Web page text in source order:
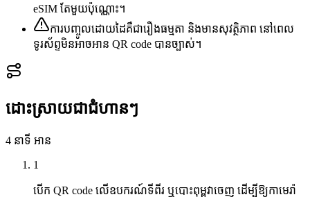
eSIM តែមួយប៉ុណ្ណោះ។
ការបញ្ចូលដោយដៃគឺជារឿងធម្មតា និងមានសុវត្ថិភាព នៅពេល
ទូរស័ព្ទមិនអាចអាន QR code បានច្បាស់។
ដោះស្រាយជាជំហានៗ
4 នាទី អាន
1
បើក QR code លើឧបករណ៍ទីពីរ ឬបោះពុម្ពវាចេញ ដើម្បីឱ្យកាមេរ៉ា